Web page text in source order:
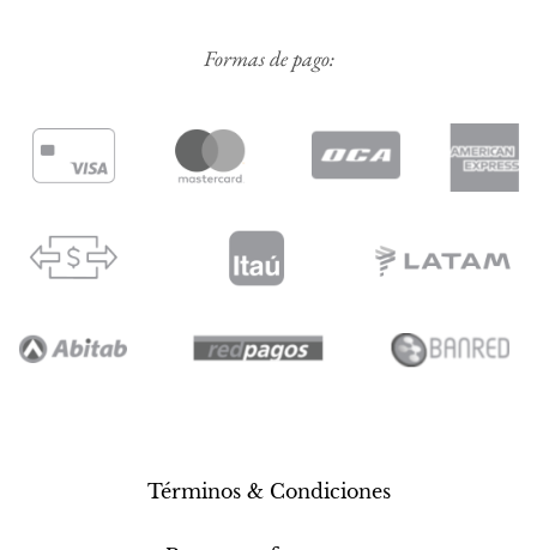
Formas de pago:
Términos & Condiciones